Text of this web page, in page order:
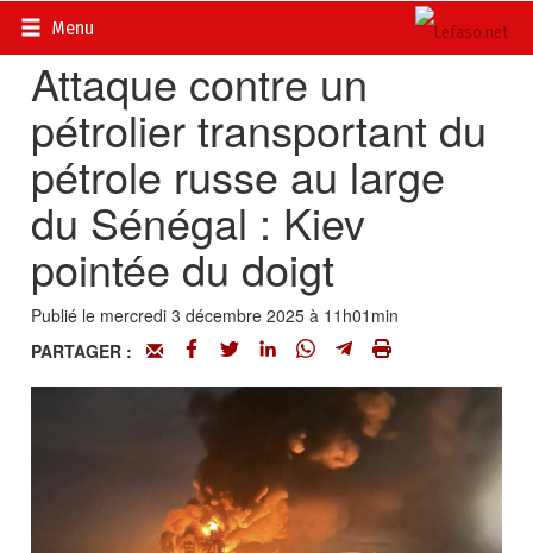
Menu
Accueil>
Attaque contre un
pétrolier transportant du
pétrole russe au large
du Sénégal : Kiev
pointée du doigt
Publié le mercredi 3 décembre 2025 à 11h01min
PARTAGER :